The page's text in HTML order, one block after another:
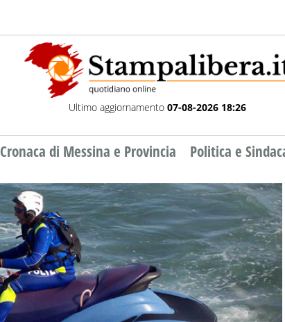
Ultimo aggiornamento 07-08-2026 18:26
Cronaca di Messina e Provincia Politica e